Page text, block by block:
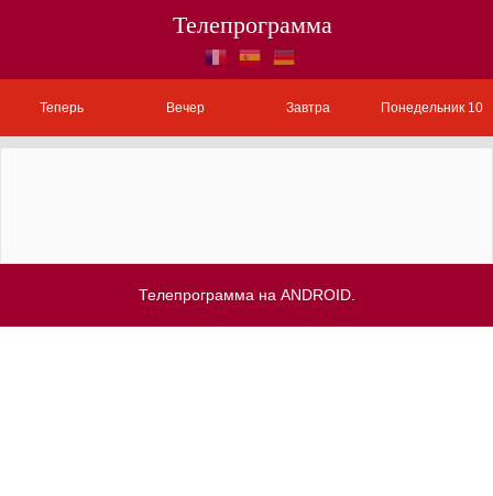
Телепрограмма
Теперь Вечер Завтра Понедельник 10
Телепрограмма на ANDROID.